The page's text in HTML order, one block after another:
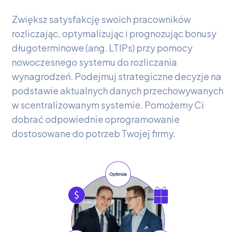
Zwiększ satysfakcję swoich pracowników
rozliczając, optymalizując i prognozując bonusy
długoterminowe (ang. LTIPs) przy pomocy
nowoczesnego systemu do rozliczania
wynagrodzeń. Podejmuj strategiczne decyzje na
podstawie aktualnych danych przechowywanych
w scentralizowanym systemie. Pomożemy Ci
dobrać odpowiednie oprogramowanie
dostosowane do potrzeb Twojej firmy.